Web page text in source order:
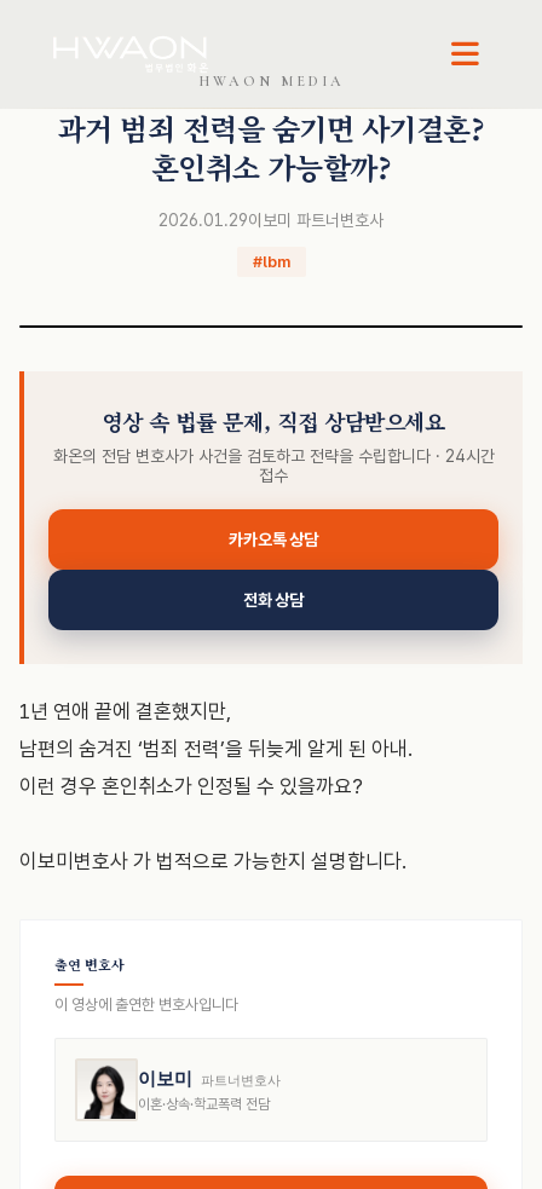
이보미 · 파트너변호사
HWAON MEDIA
과거 범죄 전력을 숨기면 사기결혼?
혼인취소 가능할까?
2026.01.29이보미 파트너변호사
#lbm
영상 속 법률 문제, 직접 상담받으세요
화온의 전담 변호사가 사건을 검토하고 전략을 수립합니다 · 24시간
접수
카카오톡 상담
전화 상담
1년 연애 끝에 결혼했지만,
남편의 숨겨진 ‘범죄 전력’을 뒤늦게 알게 된 아내.
이런 경우 혼인취소가 인정될 수 있을까요?
이보미변호사 가 법적으로 가능한지 설명합니다.
출연 변호사
이 영상에 출연한 변호사입니다
이보미
파트너변호사
이혼·상속·학교폭력 전담